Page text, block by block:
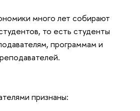
много лет собирают
то есть студенты
программам и
признаны: